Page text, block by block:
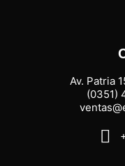
Av. Patria
(0351)